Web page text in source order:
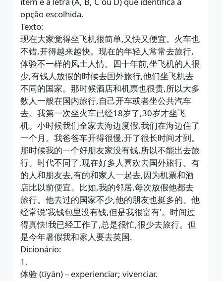
opção escolhida.
Texto:
现在大家觉得坐飞机很简单,又快又便宜。火车也
不错,开得越来越快。现在的年轻人常常去旅行,
体验不一样的风土人情。四十年前,坐飞机的人很
少,有钱人放假的时候去国外旅行,他们坐飞机去
不同的国家。那时候酒店和机票也很贵,所以大多
数人一般在国内旅行,自己开车或者坐公共汽车
去。我第一次坐火车已经18岁了,30岁才坐飞
机。小时候我们全家去海边度假,我们在海边住了
一个月。我爸爸车开得很慢,开了很长时间才到。
那时候我的一个好朋友家没有钱,所以不能出去旅
行。时代不同了,现在好多人喜欢去国外旅行。有
的人和朋友去,有的和家人一起去,因为机票和酒
店比以前便宜。比如,我的邻居,每次放假他都去
旅行。他去过的国家不少,他的朋友也挺多的。他
经常说'我钱包里没有钱,但是我很富有'。时间过
得真快!我已经工作了,总是很忙,很少去旅行。但
是今年暑假我和家人要去英国.
Dicionário:
1.
体验 (tīyàn) – experienciar; vivenciar.